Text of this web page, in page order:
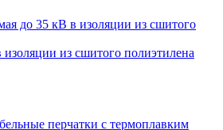
до 35 кВ в изоляции из сшитого
из сшитого полиэтилена
перчатки с термоплавким